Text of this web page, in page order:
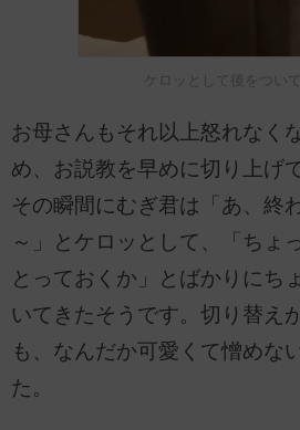
ケロッとして後をつい
お母さんもそれ以上怒れなく
め、お説教を早めに切り上げ
その瞬間にむぎ君は「あ、終
～」とケロッとして、「ちょ
とっておくか」とばかりにち
いてきたそうです。切り替え
も、なんだか可愛くて憎めな
た。